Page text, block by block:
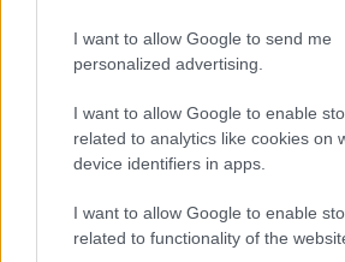
I want to allow Google to send me
personalized advertising.
I want to allow Google to enable
related to analytics like cookies on
device identifiers in apps.
I want to allow Google to enable
related to functionality of the
Európa-bajnokság, E-
Románia-Ukrajna 3-0(Stanciu
Dragus 57.)
Marin (Rus, 75.) – Man (Hagi, 62.),
(Racovitan, 86.), Coman (Mihaila,